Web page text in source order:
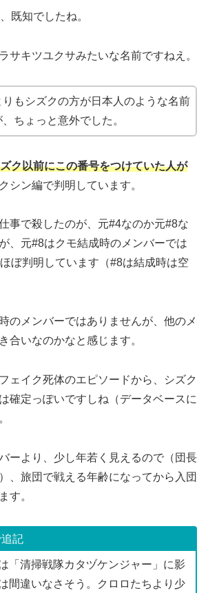
既知でしたね。
サキツユクサみたいな名前ですねえ。
りもシズクの方が日本人のような名前
ちょっと意外でした。
ク以前にこの番号をつけていた人が
シン編で判明しています。
事で殺したのが、元#4なのか元#8な
、元#8はクモ結成時のメンバーでは
ぼ判明しています（#8は結成時は空
のメンバーではありませんが、他のメ
合いなのかなと感じます。
ェイク死体のエピソードから、シズク
確定っぽいですしね（データベースに
ーより、少し年若く見えるので（団長
、旅団で戦える年齢になってから入団
す。
記
「清掃戦隊カタヅケンジャー」に影
間違いなさそう。クロロたちより少